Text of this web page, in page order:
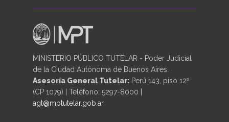
MINISTERIO PÚBLICO TUTELAR - Poder Judicial
de la Ciudad Autónoma de Buenos Aires.
Asesoría General Tutelar: Perú 143, piso 12º
(CP 1079) | Teléfono: 5297-8000 |
agt@mptutelar.gob.ar